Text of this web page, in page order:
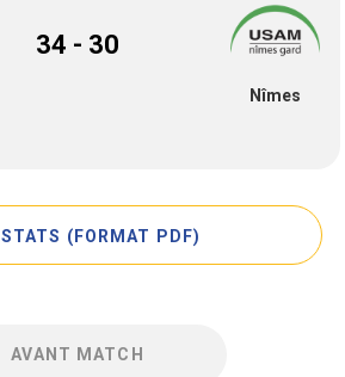
34 - 30
Nîmes
STATS (FORMAT PDF)
AVANT MATCH